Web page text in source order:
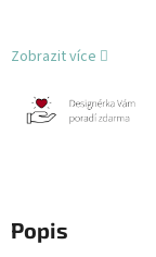
Zobrazit více
Popis